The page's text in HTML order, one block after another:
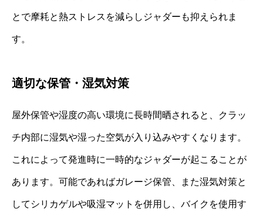
とで摩耗と熱ストレスを減らしジャダーも抑えられま
す。
適切な保管・湿気対策
屋外保管や湿度の高い環境に長時間晒されると、クラッ
チ内部に湿気や湿った空気が入り込みやすくなります。
これによって発進時に一時的なジャダーが起こることが
あります。可能であればガレージ保管、また湿気対策と
してシリカゲルや吸湿マットを併用し、バイクを使用す